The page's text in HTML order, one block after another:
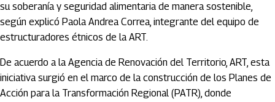
su soberanía y seguridad alimentaria de manera sostenible,
según explicó Paola Andrea Correa, integrante del equipo de
estructuradores étnicos de la ART.
De acuerdo a la Agencia de Renovación del Territorio, ART, esta
iniciativa surgió en el marco de la construcción de los Planes de
Acción para la Transformación Regional (PATR), donde